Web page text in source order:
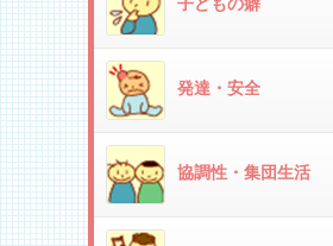
発達・安全
協調性・集団生活